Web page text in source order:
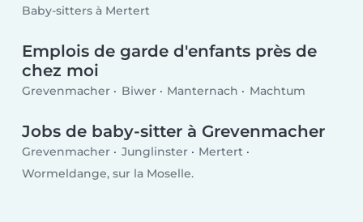
Baby-sitters à Mertert
Emplois de garde d'enfants près de
chez moi
Grevenmacher Biwer Manternach Machtum
Jobs de baby-sitter à Grevenmacher
Grevenmacher Junglinster
Mertert
Wormeldange, sur la Moselle.